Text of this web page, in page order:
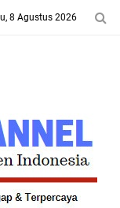
8 Agustus 2026